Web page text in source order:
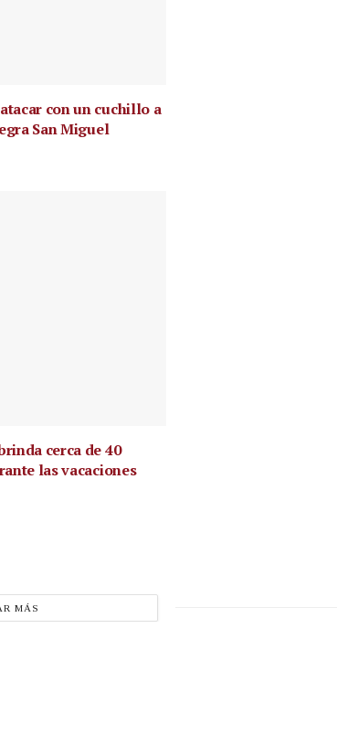
con un cuchillo a
San Miguel
cerca de 40
las vacaciones
MÁS